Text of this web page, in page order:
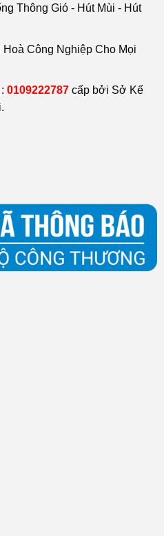
Thông Gió - Hút Mùi - Hút
Công Nghiệp Cho Mọi
0109222787 cấp bởi Sở Kế